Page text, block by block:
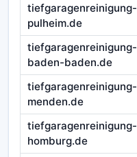
tiefgaragenreinigung-
pulheim.de
tiefgaragenreinigung-
baden-baden.de
tiefgaragenreinigung-
menden.de
tiefgaragenreinigung-
homburg.de